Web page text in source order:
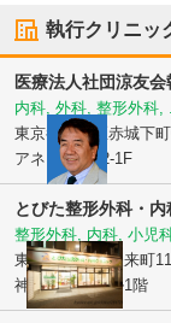
執行クリニッ
医療法人社団涼友会
内科, 外科, 整形外科,
東京都新宿区 赤城下
アネックス62-1F
とびた整形外科・内
整形外科, 内科, 小児
東京都新宿区矢来町
神楽坂升本ビル1階